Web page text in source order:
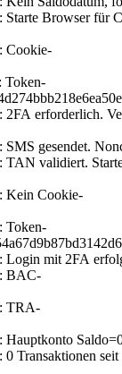
Browser für
Cookie-
Token-
2FA erforderlich.
gesendet.
TAN validiert.
Kein Cookie-
Token-
Login mit 2FA
BAC-
TRA-
Transaktionen seit